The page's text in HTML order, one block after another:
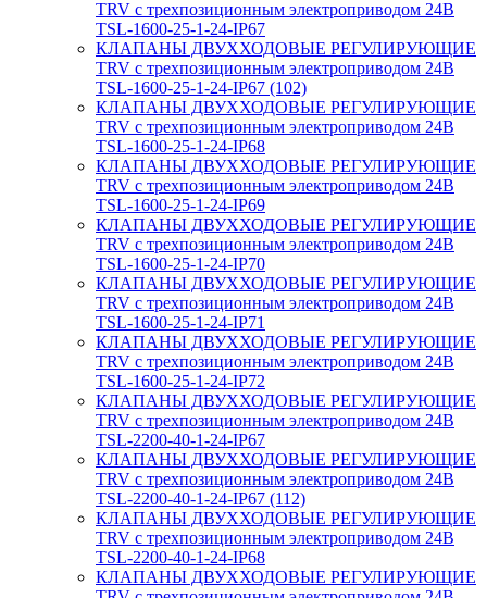
TRV с трехпозиционным электроприводом 24В
TSL-1600-25-1-24-IP67
КЛАПАНЫ ДВУХХОДОВЫЕ РЕГУЛИРУЮЩИЕ
TRV с трехпозиционным электроприводом 24В
TSL-1600-25-1-24-IP67 (102)
КЛАПАНЫ ДВУХХОДОВЫЕ РЕГУЛИРУЮЩИЕ
TRV с трехпозиционным электроприводом 24В
TSL-1600-25-1-24-IP68
КЛАПАНЫ ДВУХХОДОВЫЕ РЕГУЛИРУЮЩИЕ
TRV с трехпозиционным электроприводом 24В
TSL-1600-25-1-24-IP69
КЛАПАНЫ ДВУХХОДОВЫЕ РЕГУЛИРУЮЩИЕ
TRV с трехпозиционным электроприводом 24В
TSL-1600-25-1-24-IP70
КЛАПАНЫ ДВУХХОДОВЫЕ РЕГУЛИРУЮЩИЕ
TRV с трехпозиционным электроприводом 24В
TSL-1600-25-1-24-IP71
КЛАПАНЫ ДВУХХОДОВЫЕ РЕГУЛИРУЮЩИЕ
TRV с трехпозиционным электроприводом 24В
TSL-1600-25-1-24-IP72
КЛАПАНЫ ДВУХХОДОВЫЕ РЕГУЛИРУЮЩИЕ
TRV с трехпозиционным электроприводом 24В
TSL-2200-40-1-24-IP67
КЛАПАНЫ ДВУХХОДОВЫЕ РЕГУЛИРУЮЩИЕ
TRV с трехпозиционным электроприводом 24В
TSL-2200-40-1-24-IP67 (112)
КЛАПАНЫ ДВУХХОДОВЫЕ РЕГУЛИРУЮЩИЕ
TRV с трехпозиционным электроприводом 24В
TSL-2200-40-1-24-IP68
КЛАПАНЫ ДВУХХОДОВЫЕ РЕГУЛИРУЮЩИЕ